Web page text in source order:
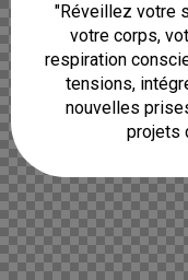
"Réveillez votre
votre corps,
respiration
tensions,
nouvelles
projets